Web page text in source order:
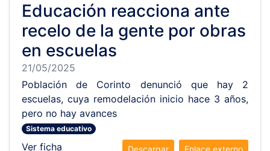
Educación reacciona ante
recelo de la gente por obras
en escuelas
21/05/2025
Población de Corinto denunció que hay 2
escuelas, cuya remodelación inicio hace 3 años,
pero no hay avances
Sistema educativo
Ver ficha Enlace externo
Descargar